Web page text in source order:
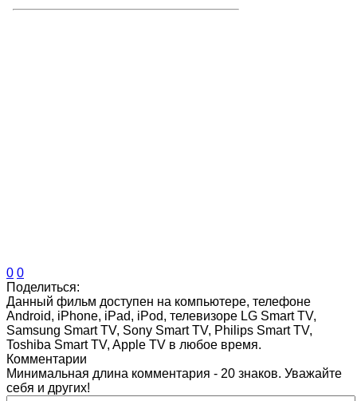
0 0
Поделиться:
Данный фильм доступен на компьютере, телефоне
Android, iPhone, iPad, iPod, телевизоре LG Smart TV,
Samsung Smart TV, Sony Smart TV, Philips Smart TV,
Toshiba Smart TV, Apple TV в любое время.
Комментарии
Минимальная длина комментария - 20 знаков. Уважайте
себя и других!